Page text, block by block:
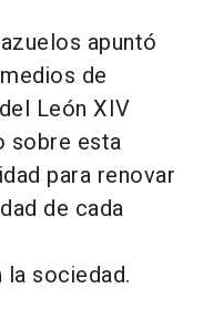
apuntó
de
León XIV
sobre esta
para renovar
de cada
sociedad.